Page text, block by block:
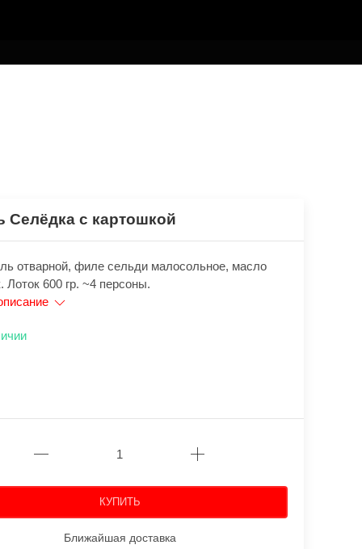
Селёдка с картошкой
отварной, филе сельди малосольное, масло
Лоток 600 гр. ~4 персоны.
КУПИТЬ
Ближайшая доставка